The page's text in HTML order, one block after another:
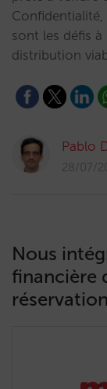
sont les défis
distribution
Pablo
28/07/
Nous
financière